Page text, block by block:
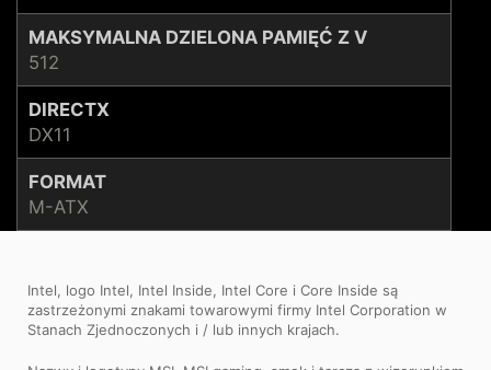
MAKSYMALNA DZIELONA PAMIĘĆ Z V
512
DIRECTX
DX11
FORMAT
M-ATX
Intel, logo Intel, Intel Inside, Intel Core i Core Inside są
zastrzeżonymi znakami towarowymi firmy Intel Corporation w
Stanach Zjednoczonych i / lub innych krajach.